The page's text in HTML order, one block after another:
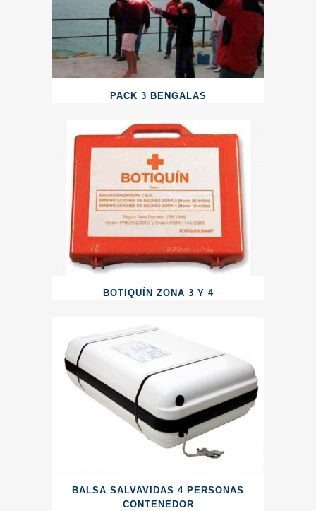
PACK 3 BENGALAS
BOTIQUÍN ZONA 3 Y 4
BALSA SALVAVIDAS 4 PERSONAS
CONTENEDOR